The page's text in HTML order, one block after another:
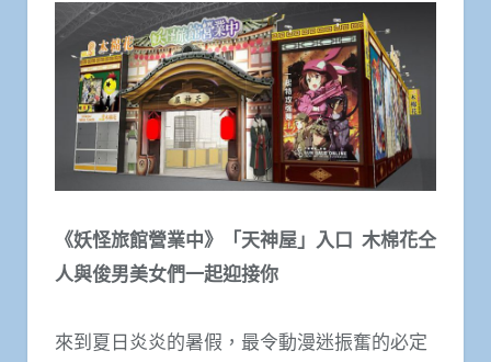
《妖怪旅館營業中》「天神屋」入口 木棉花仝
人與俊男美女們一起迎接你
來到夏日炎炎的暑假，最令動漫迷振奮的必定